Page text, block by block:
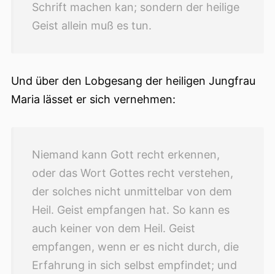
Schrift machen kan; sondern der heilige
Geist allein muß es tun.
Und über den Lobgesang der heiligen Jungfrau
Maria lässet er sich vernehmen:
Niemand kann Gott recht erkennen,
oder das Wort Gottes recht verstehen,
der solches nicht unmittelbar von dem
Heil. Geist empfangen hat. So kann es
auch keiner von dem Heil. Geist
empfangen, wenn er es nicht durch, die
Erfahrung in sich selbst empfindet; und